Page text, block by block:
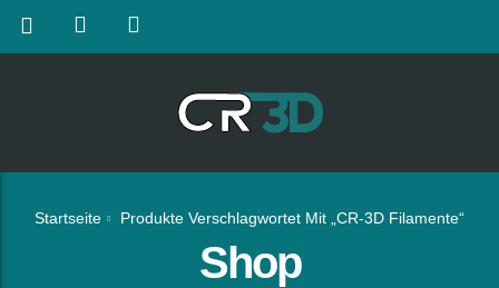
Startseite Produkte Verschlagwortet Mit „CR-3D Filamente“
Shop